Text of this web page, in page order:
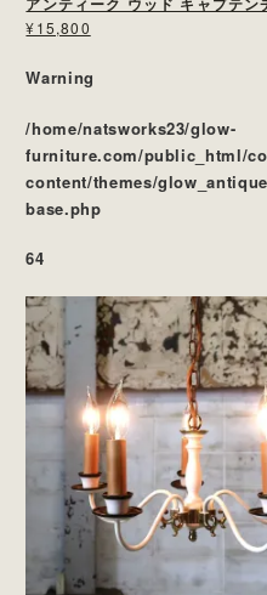
¥15,800
Warning
/home/natsworks23/glow-
furniture.com/public_html/
content/themes/
base.php
64